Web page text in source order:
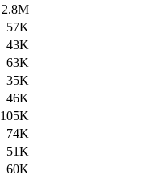
2.8M
57K
43K
63K
35K
46K
105K
74K
51K
60K